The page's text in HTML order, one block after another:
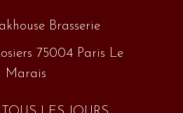
Brasserie
75004 Paris Le
Marais